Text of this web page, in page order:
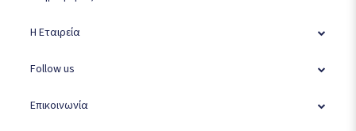
Η Εταιρεία
Follow us
Επικοινωνία